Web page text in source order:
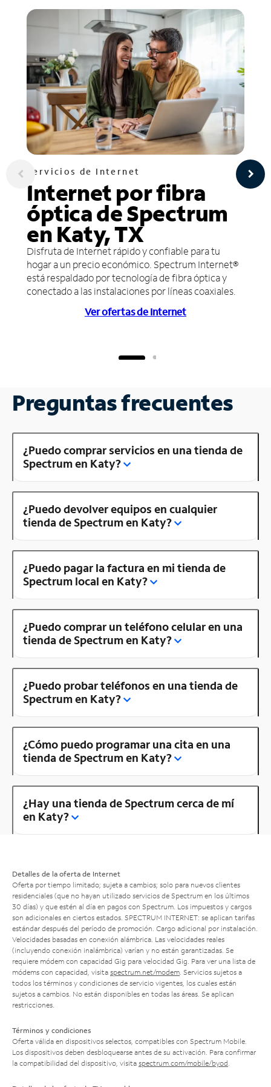
Servicios de Internet
Internet por fibra
óptica de Spectrum
en Katy, TX
Disfruta de Internet rápido y confiable para tu
hogar a un precio económico. Spectrum Internet®
está respaldado por tecnología de fibra óptica y
conectado a las instalaciones por líneas coaxiales.
Ver ofertas de Internet
Preguntas frecuentes
¿Puedo comprar servicios en una tienda de
Spectrum en Katy?
¿Puedo devolver equipos en cualquier
tienda de Spectrum en Katy?
¿Puedo pagar la factura en mi tienda de
Spectrum local en Katy?
¿Puedo comprar un teléfono celular en una
tienda de Spectrum en Katy?
¿Puedo probar teléfonos en una tienda de
Spectrum en Katy?
¿Cómo puedo programar una cita en una
tienda de Spectrum en Katy?
¿Hay una tienda de Spectrum cerca de mí
en Katy?
Detalles de la oferta de Internet
Oferta por tiempo limitado; sujeta a cambios; solo para nuevos clientes
residenciales (que no hayan utilizado servicios de Spectrum en los últimos
30 días) y que estén al día en pagos con Spectrum. Los impuestos y cargos
son adicionales en ciertos estados. SPECTRUM INTERNET: se aplican tarifas
estándar después del período de promoción. Cargo adicional por instalación.
Velocidades basadas en conexión alámbrica. Las velocidades reales
(incluyendo conexión inalámbrica) varían y no están garantizadas. Se
requiere módem con capacidad Gig para velocidad Gig. Para ver una lista de
módems con capacidad, visita spectrum.net/modem . Servicios sujetos a
todos los términos y condiciones de servicio vigentes, los cuales están
sujetos a cambios. No están disponibles en todas las áreas. Se aplican
restricciones.
Términos y condiciones
Oferta válida en dispositivos selectos, compatibles con Spectrum Mobile.
Los dispositivos deben desbloquearse antes de su activación. Para confirmar
la compatibilidad del dispositivo, visita spectrum.com/mobile/byod